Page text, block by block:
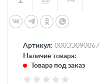
Артикул: 000ЭЭ090067
Наличие товара:
Товара под заказ